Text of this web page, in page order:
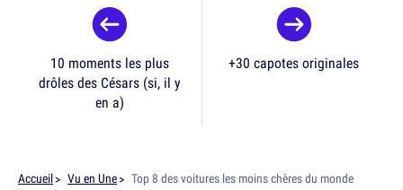
10 moments les plus
drôles des Césars (si, il y
en a)
+30 capotes originales
Accueil Vu en Une Top 8 des voitures les moins chères du monde